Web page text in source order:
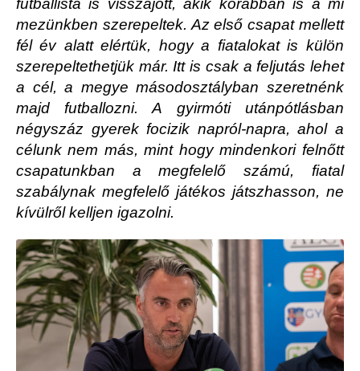
futballista is visszajött, akik korábban is a mi
mezünkben szerepeltek. Az első csapat mellett
fél év alatt elértük, hogy a fiatalokat is külön
szerepeltethetjük már. Itt is csak a feljutás lehet
a cél, a megye másodosztályban szeretnénk
majd futballozni. A gyirmóti utánpótlásban
négyszáz gyerek focizik napról-napra, ahol a
célunk nem más, mint hogy mindenkori felnőtt
csapatunkban a megfelelő számú, fiatal
szabálynak megfelelő játékos játszhasson, ne
kívülről kelljen igazolni.